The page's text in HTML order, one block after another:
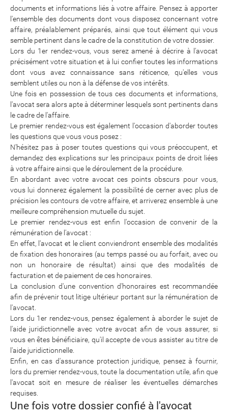
documents et informations liés à votre affaire. Pensez à apporter
l'ensemble des documents dont vous disposez concernant votre
affaire, préalablement préparés, ainsi que tout élément qui vous
semble pertinent dans le cadre de la constitution de votre dossier.
Lors du 1er rendez-vous, vous serez amené à décrire à l'avocat
précisément votre situation et à lui confier toutes les informations
dont vous avez connaissance sans réticence, qu'elles vous
semblent utiles ou non à la défense de vos intérêts.
Une fois en possession de tous ces documents et informations,
l'avocat sera alors apte à déterminer lesquels sont pertinents dans
le cadre de l'affaire.
Le premier rendez-vous est également l'occasion d'aborder toutes
les questions que vous vous posez :
N'hésitez pas à poser toutes questions qui vous préoccupent, et
demandez des explications sur les principaux points de droit liées
à votre affaire ainsi que le déroulement de la procédure.
En abordant avec votre avocat ces points obscurs pour vous,
vous lui donnerez également la possibilité de cerner avec plus de
précision les contours de votre affaire, et arriverez ensemble à une
meilleure compréhension mutuelle du sujet.
Le premier rendez-vous est enfin l'occasion de convenir de la
rémunération de l'avocat :
En effet, l'avocat et le client conviendront ensemble des modalités
de fixation des honoraires (au temps passé ou au forfait, avec ou
non un honoraire de résultat) ainsi que des modalités de
facturation et de paiement de ces honoraires.
La conclusion d'une convention d'honoraires est recommandée
afin de prévenir tout litige ultérieur portant sur la rémunération de
l'avocat.
Lors du 1er rendez-vous, pensez également à aborder le sujet de
l'aide juridictionnelle avec votre avocat afin de vous assurer, si
vous en êtes bénéficiaire, qu'il accepte de vous assister au titre de
l'aide juridictionnelle.
Enfin, en cas d'assurance protection juridique, pensez à fournir,
lors du premier rendez-vous, toute la documentation utile, afin que
l'avocat soit en mesure de réaliser les éventuelles démarches
requises.
Une fois votre dossier confié à l'avocat